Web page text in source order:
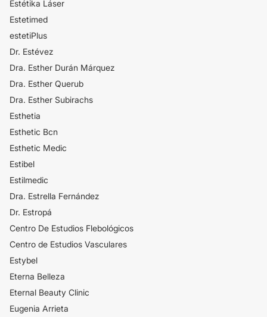
Estétika Láser
Estetimed
estetiPlus
Dr. Estévez
Dra. Esther Durán Márquez
Dra. Esther Querub
Dra. Esther Subirachs
Esthetia
Esthetic Bcn
Esthetic Medic
Estibel
Estilmedic
Dra. Estrella Fernández
Dr. Estropá
Centro De Estudios Flebológicos
Centro de Estudios Vasculares
Estybel
Eterna Belleza
Eternal Beauty Clinic
Eugenia Arrieta